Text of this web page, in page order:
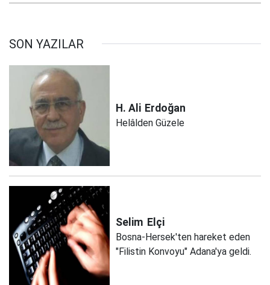
SON YAZILAR
H. Ali Erdoğan
Helâlden Güzele
Selim Elçi
Bosna-Hersek'ten hareket eden
"Filistin Konvoyu" Adana'ya geldi.